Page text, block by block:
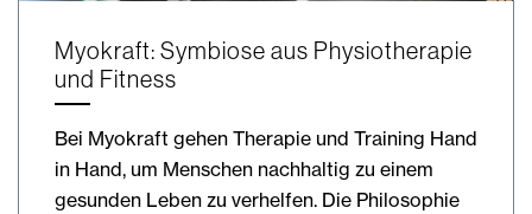
Myokraft: Symbiose aus Physiotherapie
und Fitness
Bei Myokraft gehen Therapie und Training Hand
in Hand, um Menschen nachhaltig zu einem
gesunden Leben zu verhelfen. Die Philosophie